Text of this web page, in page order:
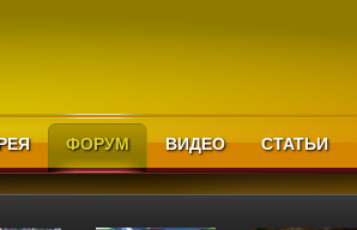
ФОРУМ ВИДЕО СТАТЬИ